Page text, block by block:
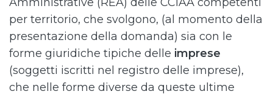
per territorio, che svolgono, (al momento della
presentazione della domanda) sia con le
forme giuridiche tipiche delle imprese
(soggetti iscritti nel registro delle imprese),
che nelle forme diverse da queste ultime